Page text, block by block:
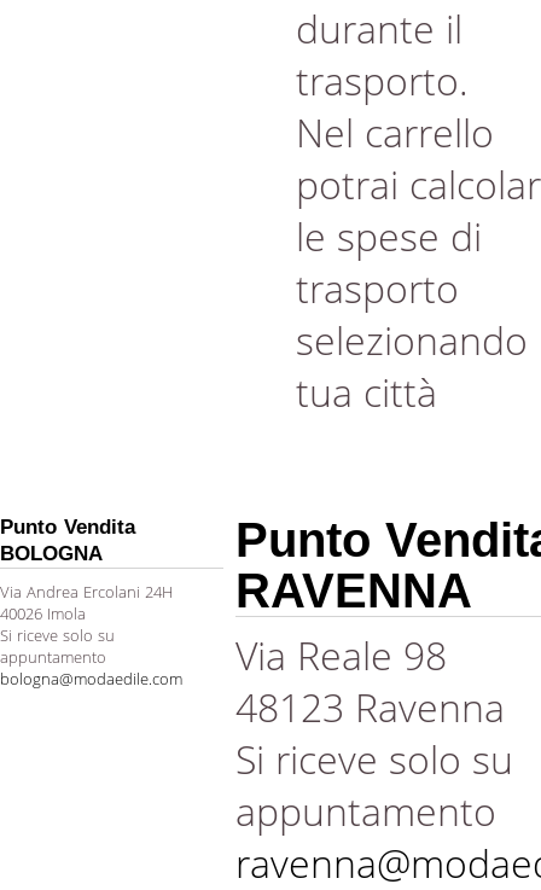
durante il
trasporto.
Nel carrello
potrai
le spese di
trasporto
selezionando
tua città
Punto Vendita
BOLOGNA
Via Andrea Ercolani 24H
40026 Imola
Si riceve solo su
appuntamento
bologna@modaedile.com
Punto
RAVENNA
Via Reale 98
48123 Ravenna
Si riceve solo su
appuntamento